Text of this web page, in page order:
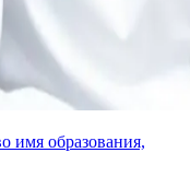
имя образования,